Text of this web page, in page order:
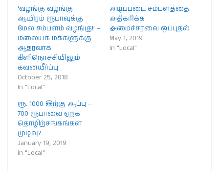
‘வழங்கு வழங்கு
ஆயிரம் ரூபாவுக்கு
மேல் சம்பளம் வழங்கு!’ –
மலையக மக்களுக்கு
ஆதரவாக
கிளிநொச்சியிலும்
கவனயீர்ப்பு
October 25, 2018
In "Local"
அடிப்படை சம்பளத்தை
அதிகரிக்க
அமைச்சரவை ஒப்புதல்
May 1, 2019
In "Local"
ரூ. 1000 இற்கு ஆப்பு –
700 ரூபாவை ஏற்க
தொழிற்சங்கங்கள்
முடிவு?
January 19, 2019
In "Local"